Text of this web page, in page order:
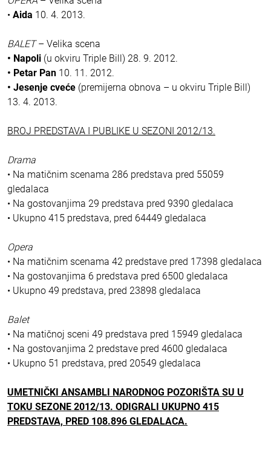
• Aida 10. 4. 2013.
BALET– Velika scena
• Napoli (u okviru Triple Bill) 28. 9. 2012.
• Petar Pan 10. 11. 2012.
• Jesenje cveće (premijerna obnova – u okviru Triple Bill)
13. 4. 2013.
BROJ PREDSTAVA I PUBLIKE U SEZONI 2012/13.
Drama
• Na matičnim scenama 286 predstava pred 55059
gledalaca
• Na gostovanjima 29 predstava pred 9390 gledalaca
• Ukupno 415 predstava, pred 64449 gledalaca
Opera
• Na matičnim scenama 42 predstave pred 17398 gledalaca
• Na gostovanjima 6 predstava pred 6500 gledalaca
• Ukupno 49 predstava, pred 23898 gledalaca
Balet
• Na matičnoj sceni 49 predstava pred 15949 gledalaca
• Na gostovanjima 2 predstave pred 4600 gledalaca
• Ukupno 51 predstava, pred 20549 gledalaca
UMETNIČKI ANSAMBLI NARODNOG POZORIŠTA SU U
TOKU SEZONE 2012/13. ODIGRALI UKUPNO 415
PREDSTAVA, PRED 108.896 GLEDALACA.